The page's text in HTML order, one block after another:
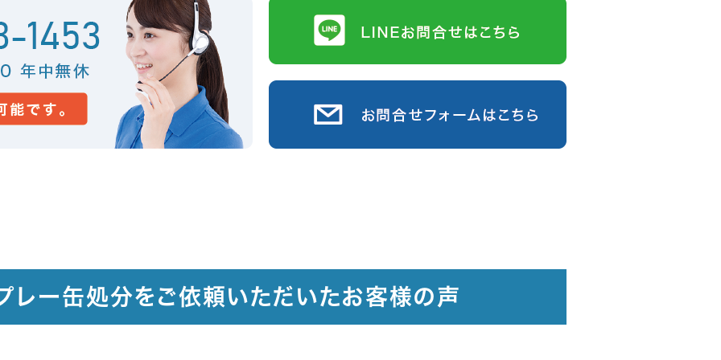
レー缶処分をご依頼いただいたお客様の声